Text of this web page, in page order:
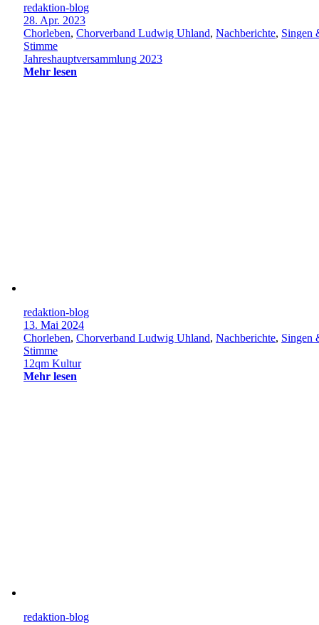
redaktion-blog
28. Apr. 2023
Chorleben, Chorverband Ludwig Uhland, Nachberichte, Singen
Stimme
Jahreshauptversammlung 2023
Mehr lesen
redaktion-blog
13. Mai 2024
Chorleben, Chorverband Ludwig Uhland, Nachberichte, Singen
Stimme
12qm Kultur
Mehr lesen
redaktion-blog